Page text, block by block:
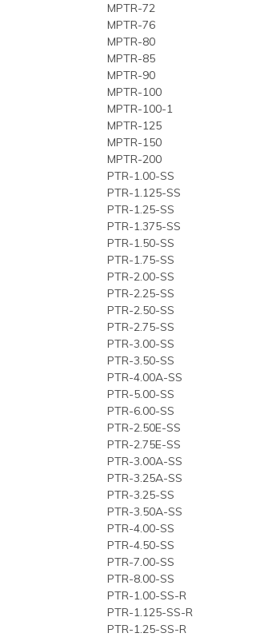
MPTR-72
MPTR-76
MPTR-80
MPTR-85
MPTR-90
MPTR-100
MPTR-100-1
MPTR-125
MPTR-150
MPTR-200
PTR-1.00-SS
PTR-1.125-SS
PTR-1.25-SS
PTR-1.375-SS
PTR-1.50-SS
PTR-1.75-SS
PTR-2.00-SS
PTR-2.25-SS
PTR-2.50-SS
PTR-2.75-SS
PTR-3.00-SS
PTR-3.50-SS
PTR-4.00A-SS
PTR-5.00-SS
PTR-6.00-SS
PTR-2.50E-SS
PTR-2.75E-SS
PTR-3.00A-SS
PTR-3.25A-SS
PTR-3.25-SS
PTR-3.50A-SS
PTR-4.00-SS
PTR-4.50-SS
PTR-7.00-SS
PTR-8.00-SS
PTR-1.00-SS-R
PTR-1.125-SS-R
PTR-1.25-SS-R